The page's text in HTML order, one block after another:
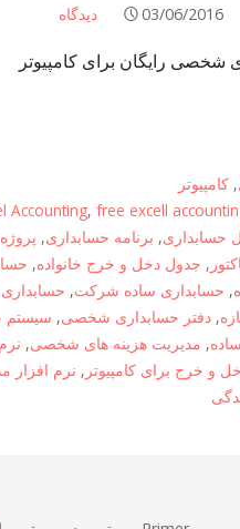
03/06/2016
شخصی رایگان برای کامپیوتر
,کامپیوتر
Accounting, free excell
حسابداری, برنامه حسابداری,
, جدول دخل و خرج خانواده,
, حسابداری ساده شرکت,
,دفتر حسابداری شخصی, سیستم
, مدیریت هزینه های شخصی,
و خرج برای کامپیوتر , نرم